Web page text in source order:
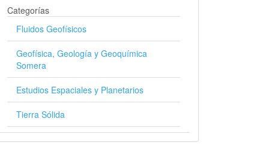
Categorías
Fluidos Geofísicos
Geofísica, Geología y Geoquímica
Somera
Estudios Espaciales y Planetarios
Tierra Sólida